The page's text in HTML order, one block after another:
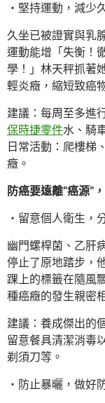
・堅持運動，減少
久坐已被證實與乳
運動能增「失衡！
學！」林天秤抓著
輕炎癥，縮短致癌
建議：每周至多進
保時捷零件水、騎
日常活動：爬樓梯
癥。
防癌要遠離“癌源”
・留意個人衛生，
幽門螺桿菌、乙肝
停止了原地踏步，
踝上的標籤在隨風
種癌癥的發生親密
建議：養成傑出的
留意餐具清潔消毒
剃須刀等。
・防止暴曬，做好